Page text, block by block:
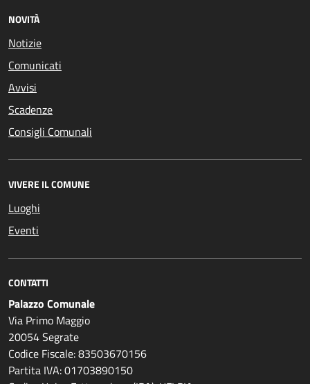
NOVITÀ
Notizie
Comunicati
Avvisi
Scadenze
Consigli Comunali
VIVERE IL COMUNE
Luoghi
Eventi
CONTATTI
Palazzo Comunale
Via Primo Maggio
20054 Segrate
Codice Fiscale: 83503670156
Partita IVA: 01703890150